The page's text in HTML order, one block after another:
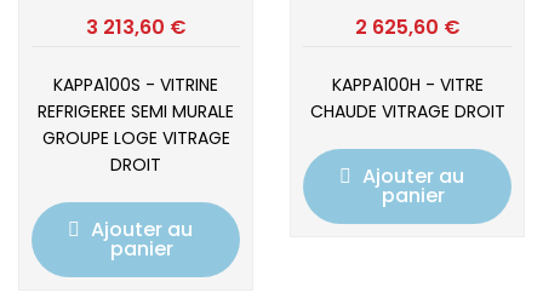
3 213,60 €
KAPPA100S - VITRINE
REFRIGEREE SEMI MURALE
GROUPE LOGE VITRAGE
DROIT
Ajouter au
panier
2 625,60 €
KAPPA100H - VITRE
CHAUDE VITRAGE DROIT
Ajouter au
panier